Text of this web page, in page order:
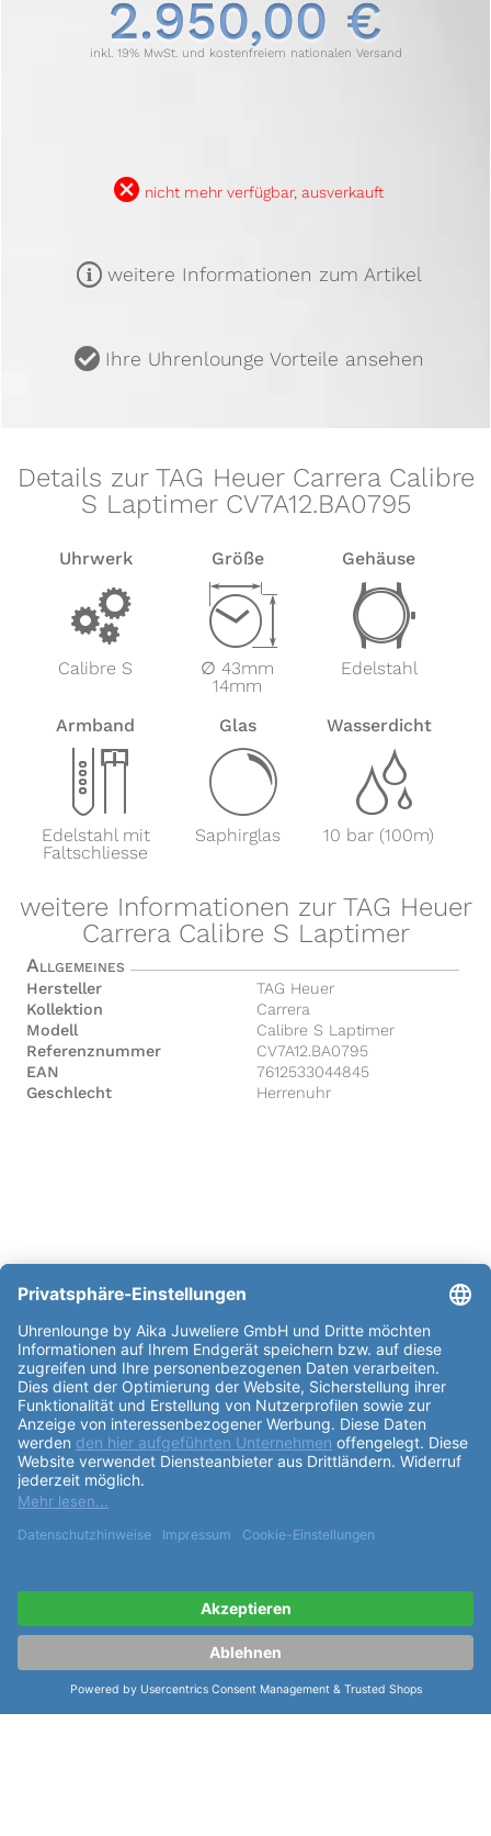
2.950,00 €
inkl. 19% MwSt. und kostenfreiem nationalen Versand
B nicht mehr verfügbar, ausverkauft
m weitere Informationen zum Artikel
u Ihre Uhrenlounge Vorteile ansehen
Details zur TAG Heuer Carrera Calibre
S Laptimer CV7A12.BA0795
Uhrwerk
v
Calibre S
Größe
Z
∅ 43mm
14mm
Gehäuse
w
Edelstahl
Armband
x
Edelstahl mit
Faltschliesse
Glas
y
Saphirglas
Wasserdicht
z
10 bar (100m)
weitere Informationen zur TAG Heuer
Carrera Calibre S Laptimer
Allgemeines
Hersteller
TAG Heuer
Kollektion
Carrera
Modell
Calibre S Laptimer
Referenznummer
CV7A12.BA0795
EAN
7612533044845
Geschlecht
Herrenuhr